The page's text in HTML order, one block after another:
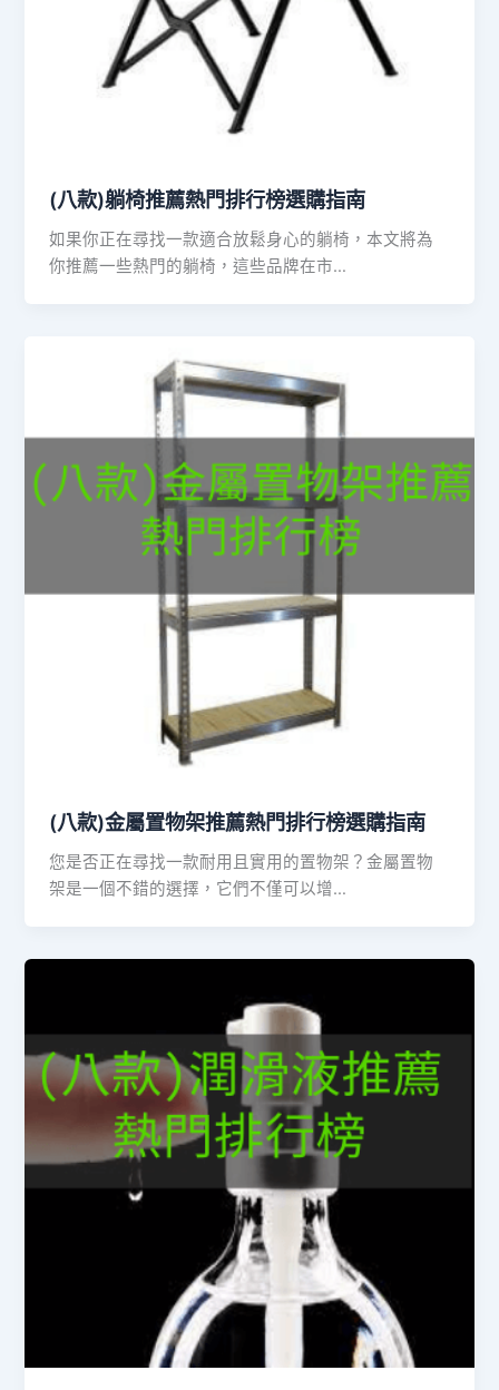
(八款)躺椅推薦熱門排行榜選購指南
如果你正在尋找一款適合放鬆身心的躺椅，本文將為
你推薦一些熱門的躺椅，這些品牌在市…
(八款)金屬置物架推薦熱門排行榜選購指南
您是否正在尋找一款耐用且實用的置物架？金屬置物
架是一個不錯的選擇，它們不僅可以增…